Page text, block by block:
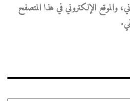
والموقع الإلكتروني في هذا المتصفح